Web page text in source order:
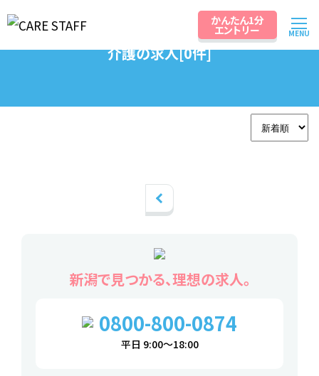
かんたん1分
エントリー MENU
介護の求人[0件]
新潟で見つかる、理想の求人。
0800-800-0874
平日 9:00～18:00